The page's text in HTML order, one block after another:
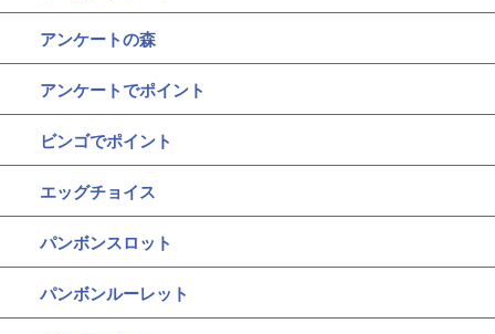
アンケートの森
アンケートでポイント
ビンゴでポイント
エッグチョイス
パンボンスロット
パンボンルーレット